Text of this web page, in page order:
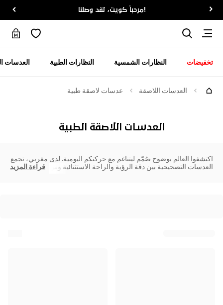
!مرحباً كويت، لقد وصلنا
تخفيضات النظارات الشمسية النظارات الطبية العدسات
العدسات اللاصقة عدسات لاصقة طبية
العدسات اللاصقة الطبية
اكتشفوا العالم بوضوح صُمّم ليتناغم مع حركتكم اليومية. لدى مغربي، تجمع
العدسات التصحيحية بين دقة الرؤية والراحة الاستثنائية وس
قراءة المزيد